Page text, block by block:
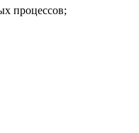
процессов;